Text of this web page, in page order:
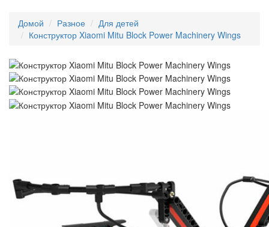
Домой Разное
Для детей
Конструктор Xiaomi Mitu Block Power Machinery Wings